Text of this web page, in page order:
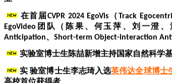
EgoVideo团队（陈果、何玉萍、刘一澄、
Anticipation、Short-term Object-interaction
实验室博士生陈喆新增主持国家自然科学
实 验室博士生李志琦入选 英伟达全球博士
高校首位获得者